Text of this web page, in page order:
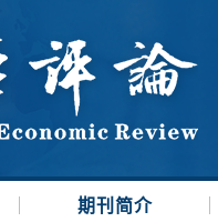
期刊简介